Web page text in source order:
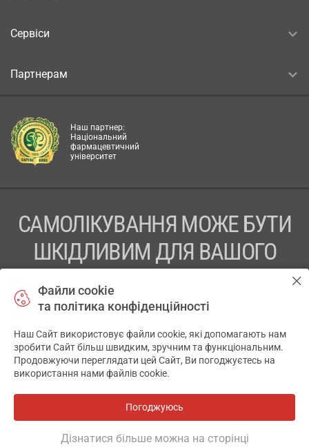
Сервіси
Партнерам
Наш партнер:
Національний
фармацевтичний
університет
САМОЛІКУВАННЯ МОЖЕ БУТИ
ШКІДЛИВИМ ДЛЯ ВАШОГО
ПЕРЕД ЗАСТОСУВАННЯМ ПРЕПАРАТУ ПРОКОНСУЛЬТУЙТЕСЬ
ТОВ «АПТЕКА 911.ЮА» Код ЄДРПОУ 43631965.
Відмова від відповідальності
© 2014-2026. Медична інформаційна система АПТЕКА911.ЮА
Файли cookie
та політика конфіденційності
Наш Сайт використовує файли cookie, які допомагають нам
зробити Сайт більш швидким, зручним та функціональним.
Продовжуючи переглядати цей Сайт, Ви погоджуєтесь на
використання нами файлів cookie.
Погоджуюсь
Дізнатися більше можна на сторінці
✕